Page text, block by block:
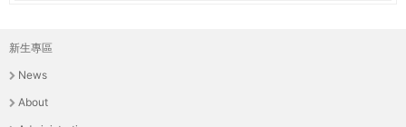
主
選
新生專區
News
About